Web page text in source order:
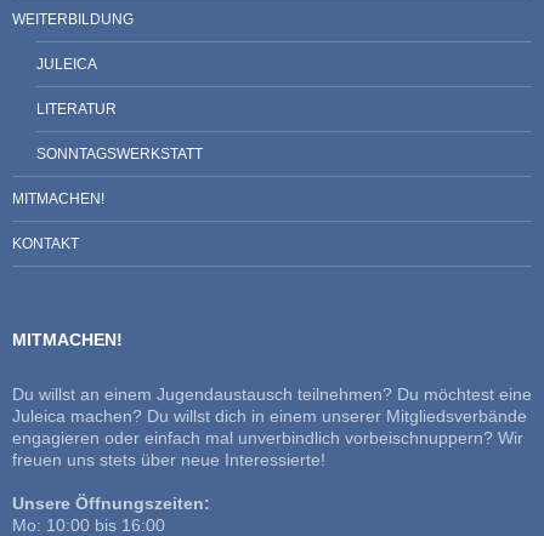
WEITERBILDUNG
JULEICA
LITERATUR
SONNTAGSWERKSTATT
MITMACHEN!
KONTAKT
MITMACHEN!
Du willst an einem Jugendaustausch teilnehmen? Du möchtest eine
Juleica machen? Du willst dich in einem unserer Mitgliedsverbände
engagieren oder einfach mal unverbindlich vorbeischnuppern? Wir
freuen uns stets über neue Interessierte!
Unsere Öffnungszeiten:
Mo: 10:00 bis 16:00